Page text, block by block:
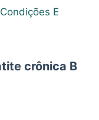
Condições E
crônica B